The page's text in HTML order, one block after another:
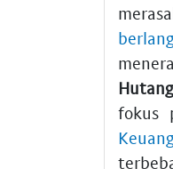
Hutang
fokus